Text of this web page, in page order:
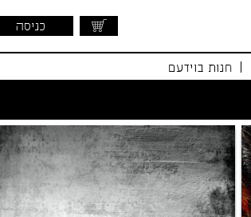
כניסה
חנות בוידעם